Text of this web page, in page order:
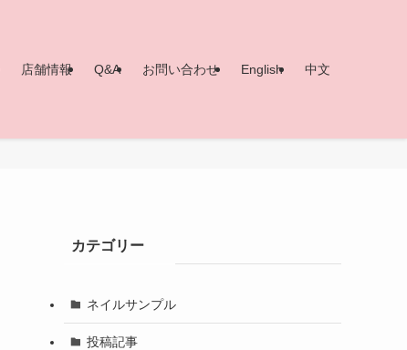
店舗情報 Q&A お問い合わせ English 中文
カテゴリー
ネイルサンプル
投稿記事